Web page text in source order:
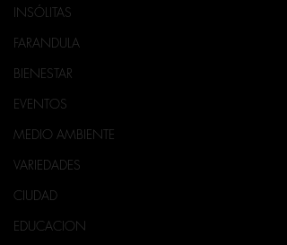
INSÓLITAS
FARANDULA
BIENESTAR
EVENTOS
MEDIO AMBIENTE
VARIEDADES
CIUDAD
EDUCACION